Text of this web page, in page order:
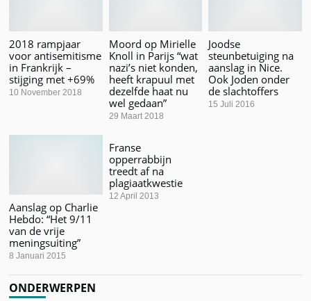
2018 rampjaar
voor antisemitisme
in Frankrijk –
stijging met +69%
10 November 2018
Moord op Mirielle
Knoll in Parijs “wat
nazi’s niet konden,
heeft krapuul met
dezelfde haat nu
wel gedaan”
29 Maart 2018
Joodse
steunbetuiging na
aanslag in Nice.
Ook Joden onder
de slachtoffers
15 Juli 2016
Aanslag op Charlie
Hebdo: “Het 9/11
van de vrije
meningsuiting”
8 Januari 2015
Franse
opperrabbijn
treedt af na
plagiaatkwestie
12 April 2013
ONDERWERPEN